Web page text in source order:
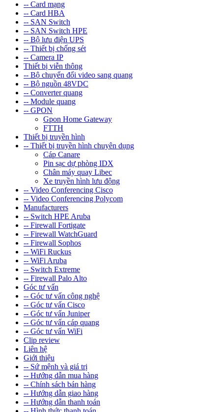
-- Card mạng
-- Card HBA
-- SAN Switch
-- SAN Switch HPE
-- Bộ lưu điện UPS
-- Thiết bị chống sét
-- Camera IP
Thiết bị viễn thông
-- Bộ chuyển đổi video sang quang
-- Bộ nguồn 48VDC
-- Converter quang
-- Module quang
-- GPON
Gpon Home Gateway
FTTH
Thiết bị truyền hình
-- Thiết bị truyền hình chuyên dụng
Cáp Canare
Pin sạc dự phòng IDX
Chân máy quay Libec
Xe truyền hình lưu động
-- Video Conferencing Cisco
-- Video Conferencing Polycom
Manufacturers
-- Switch HPE Aruba
-- Firewall Fortigate
-- Firewall WatchGuard
-- Firewall Sophos
-- WiFi Ruckus
-- WiFi Aruba
-- Switch Extreme
-- Firewall Palo Alto
Góc tư vấn
-- Góc tư vấn công nghệ
-- Góc tư vấn Cisco
-- Góc tư vấn Juniper
-- Góc tư vấn cáp quang
-- Góc tư vấn WiFi
Clip review
Liên hệ
Giới thiệu
-- Sứ mệnh và giá trị
-- Hướng dẫn mua hàng
-- Chính sách bán hàng
-- Hướng dẫn giao hàng
-- Hướng dẫn thanh toán